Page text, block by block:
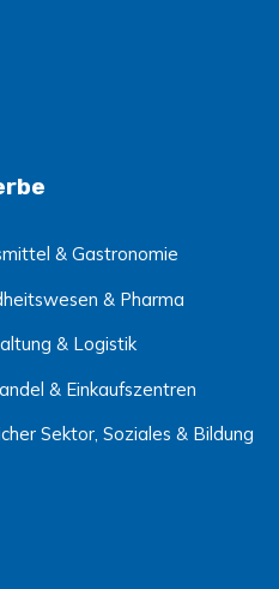
& Gastronomie
& Pharma
& Logistik
& Einkaufszentren
Sektor, Soziales & Bildung